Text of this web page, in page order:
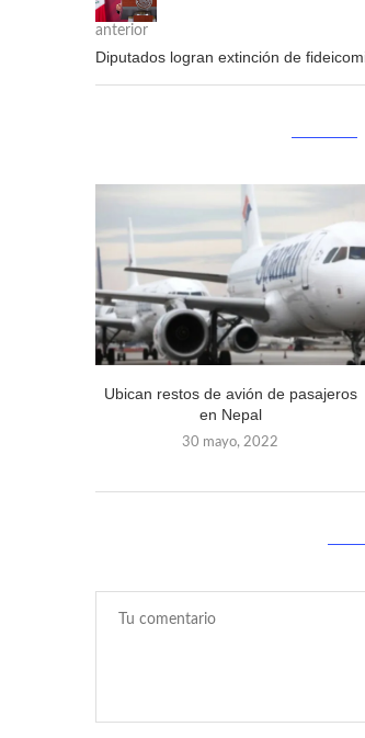
anterior
Diputados logran extinción de
Ubican restos de avión de pasajeros
en Nepal
30 mayo, 2022